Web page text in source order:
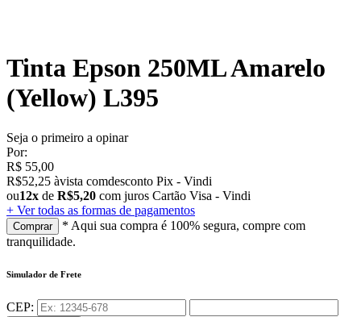
Tinta Epson 250ML Amarelo
(Yellow) L395
Seja o primeiro a opinar
Por:
R$ 55,00
R$52,25 àvista comdesconto Pix - Vindi
ou12x de R$5,20 com juros Cartão Visa - Vindi
+ Ver todas as formas de pagamentos
Comprar
* Aqui sua compra é 100% segura, compre com
tranquilidade.
Simulador de Frete
CEP: